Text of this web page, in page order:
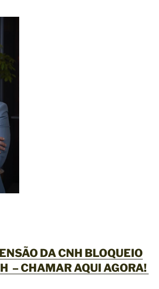
DA CNH BLOQUEIO
–CHAMAR AQUI AGORA!